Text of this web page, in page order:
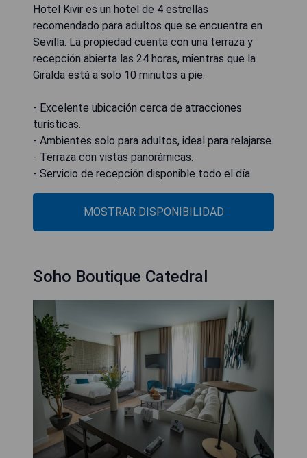
Hotel Kivir es un hotel de 4 estrellas
recomendado para adultos que se encuentra en
Sevilla. La propiedad cuenta con una terraza y
recepción abierta las 24 horas, mientras que la
Giralda está a solo 10 minutos a pie.
- Excelente ubicación cerca de atracciones
turísticas.
- Ambientes solo para adultos, ideal para relajarse.
- Terraza con vistas panorámicas.
MOSTRAR DISPONIBILIDAD
Soho Boutique Catedral